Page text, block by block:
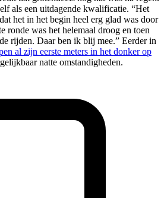
als een uitdagende kwalificatie. “Het
het in het begin heel erg glad was door
ronde was het helemaal droog en toen
rijden. Daar ben ik blij mee.” Eerder in
al zijn eerste meters in het donker op
natte omstandigheden.